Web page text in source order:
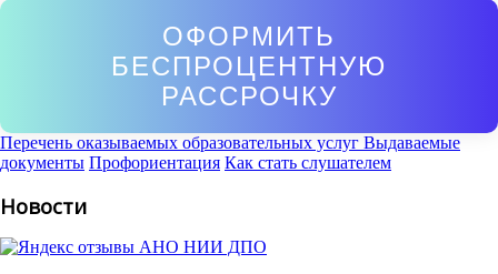
ОФОРМИТЬ
БЕСПРОЦЕНТНУЮ
РАССРОЧКУ
Перечень оказываемых образовательных услуг Выдаваемые
документы Профориентация Как стать слушателем
Новости